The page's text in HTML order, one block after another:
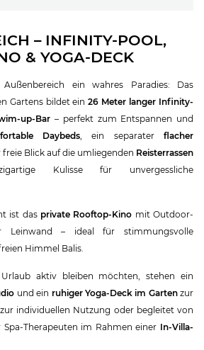
– INFINITY-POOL, R
& YOGA-DECK
ein wahres Paradies: Das
Gartens bildet ein26 Meter langer Infinity-
up-Bar – perfekt zum Entspannen und
Daybeds , ein separaterflacher
freie Blick auf die umliegenden Reisterrassen
Kulisse für unvergessliche
ist das private Rooftop-Kino mit Outdoor-
Leinwand – ideal für stimmungsvolle
Himmel Balis.
aktiv bleiben möchten, stehen ein
und ein ruhiger Yoga-Deck im Gartenzur
individuellen Nutzung oder begleitet von
Therapeuten im Rahmen einer In-Villa-